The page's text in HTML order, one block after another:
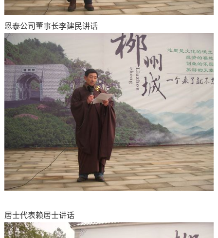
恩泰公司董事长李建民讲话
居士代表赖居士讲话